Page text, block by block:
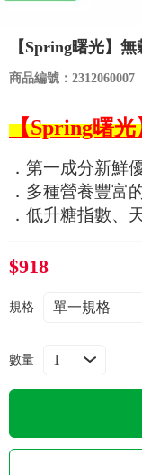
優惠活動
合作提案
購物流程
會員專區
常見問題
折價券、紅利說明
【Spring曙光】
商品編號：2312060007
【Spring曙
．第一成分新鮮
．多種營養豐富
．低升糖指數、
$918
規格
數量